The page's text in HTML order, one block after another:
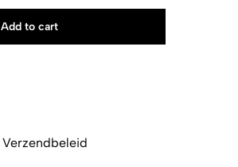
Add to cart
Verzendbeleid